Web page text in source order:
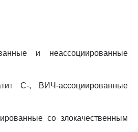
и неассоциированные
C-, ВИЧ-ассоциированные
со злокачественным